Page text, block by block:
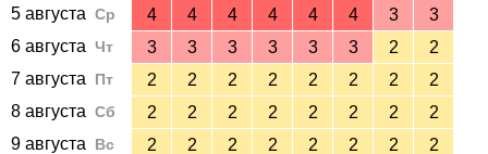
5 августа Ср 4 4 4 4 4 4 3
3
6 августа Чт 3 3 3 3 3 3 2
2
7 августа
Пт 2 2 2 2 2 2 2
2
8 августа Сб 2 2 2 2 2 2 2
2
9 августа
Вс 2 2 2 2 2 2 2
2